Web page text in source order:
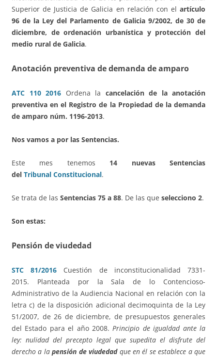
Superior de Justicia de Galicia en relación con el artículo
96 de la Ley del Parlamento de Galicia 9/2002, de 30 de
diciembre, de ordenación urbanística y protección del
medio rural de Galicia.
Anotación preventiva de demanda de amparo
ATC 110 2016 Ordena la cancelación de la anotación
preventiva en el Registro de la Propiedad de la demanda
de amparo núm. 1196-2013.
Nos vamos a por las Sentencias.
Este mes tenemos 14 nuevas Sentencias
del Tribunal Constitucional.
Se trata de las Sentencias 75 a 88. De las que selecciono 2.
Son estas:
Pensión de viudedad
STC 81/2016 Cuestión de inconstitucionalidad 7331-
2015. Planteada por la Sala de lo Contencioso-
Administrativo de la Audiencia Nacional en relación con la
letra c) de la disposición adicional decimoquinta de la Ley
51/2007, de 26 de diciembre, de presupuestos generales
del Estado para el año 2008.Principio de igualdad ante la
ley: nulidad del precepto legal que supedita el disfrute del
derecho a lapensión de viudedadque en él se establece a que